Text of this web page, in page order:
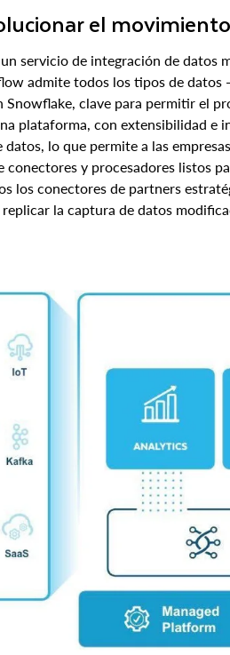
el
servicio de integración de datos
admite todos los tipos de
clave para permitir el
plataforma, con extensibilidad
lo que permite a las
conectores y procesadores listos
los conectores de partners
la captura de datos